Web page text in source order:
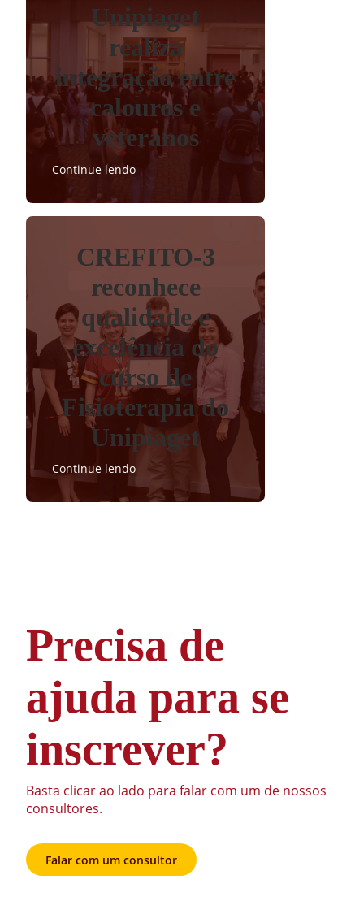
Unipiaget
realiza
integração entre
calouros e
veteranos
Continue lendo
CREFITO-3
reconhece
qualidade e
excelência do
curso de
Fisioterapia do
Unipiaget
Continue lendo
Precisa de
ajuda para se
inscrever?
Basta clicar ao lado para falar com um de nossos
consultores.
Falar com um consultor